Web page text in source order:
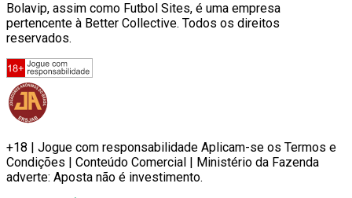
Bolavip, assim como Futbol Sites, é uma empresa
pertencente à Better Collective. Todos os direitos
reservados.
+18 | Jogue com responsabilidade Aplicam-se os Termos e
Condições | Conteúdo Comercial | Ministério da Fazenda
adverte: Aposta não é investimento.